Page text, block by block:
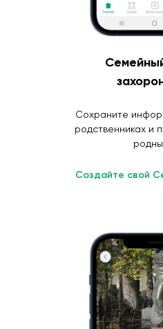
Сохраните
родственниках и
Создайте свой